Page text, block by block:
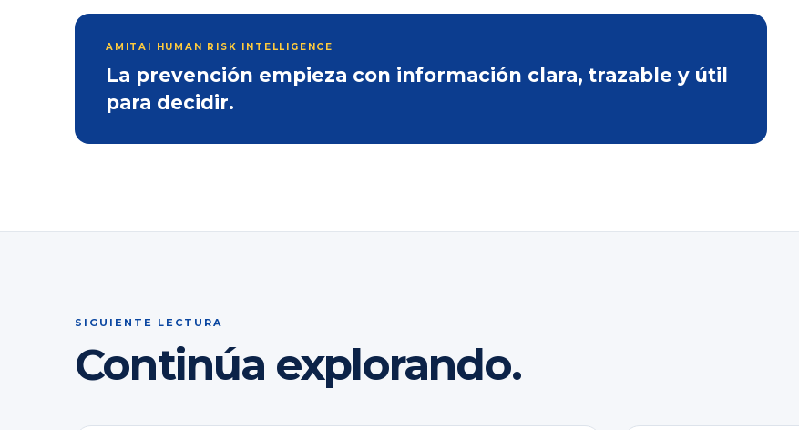
AMITAI HUMAN RISK INTELLIGENCE
La prevención empieza con información clara, trazable y útil
para decidir.
SIGUIENTE LECTURA
Continúa explorando.